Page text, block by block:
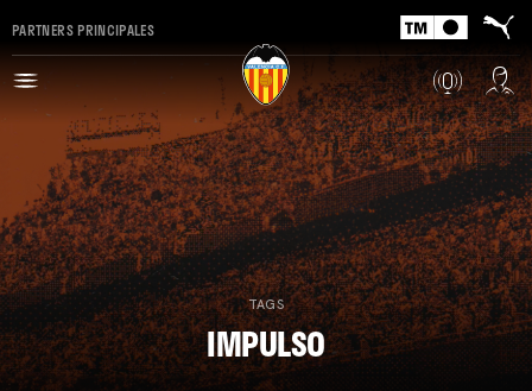
PARTNERS PRINCIPALES
TAGS
IMPULSO